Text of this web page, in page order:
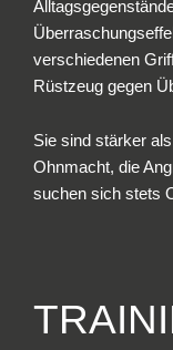
verschiedenen
Rüstzeug gegen
Sie sind stärker
Ohnmacht, die
suchen sich stets